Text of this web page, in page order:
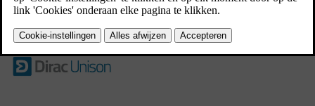
Dirac Unison®